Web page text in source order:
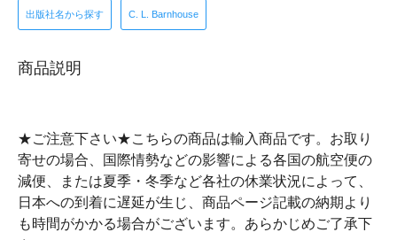
出版社名から探す C. L. Barnhouse
商品説明
★ご注意下さい★こちらの商品は輸入商品です。お取り
寄せの場合、国際情勢などの影響による各国の航空便の
減便、または夏季・冬季など各社の休業状況によって、
日本への到着に遅延が生じ、商品ページ記載の納期より
も時間がかかる場合がございます。あらかじめご了承下